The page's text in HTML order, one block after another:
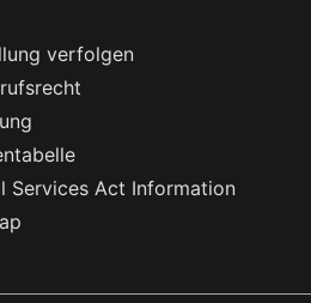
verfolgen
Services Act Information